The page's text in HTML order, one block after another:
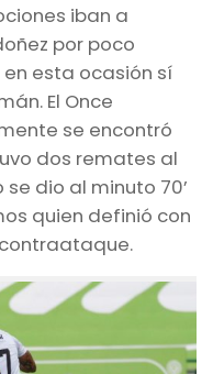
iban a
por poco
esta ocasión sí
El Once
se encontró
dos remates al
dio al minuto 70’
quien definió con